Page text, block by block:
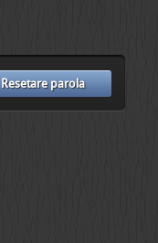
Resetare parola